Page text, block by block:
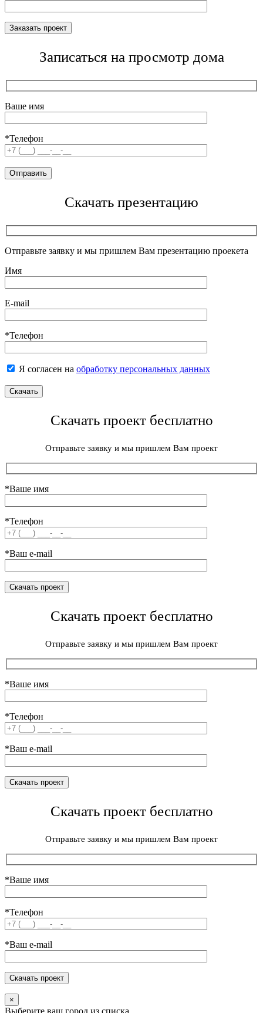
Записаться на просмотр дома
Ваше имя
*Телефон
Скачать презентацию
Отправьте заявку и мы пришлем Вам презентацию проекета
Имя
E-mail
*Телефон
Я согласен на обработку персональных данных
Скачать проект бесплатно
Отправьте заявку и мы пришлем Вам проект
*Ваше имя
*Телефон
*Ваш e-mail
Скачать проект бесплатно
Отправьте заявку и мы пришлем Вам проект
*Ваше имя
*Телефон
*Ваш e-mail
Скачать проект бесплатно
Отправьте заявку и мы пришлем Вам проект
*Ваше имя
*Телефон
*Ваш e-mail
×
Выберите ваш город из списка